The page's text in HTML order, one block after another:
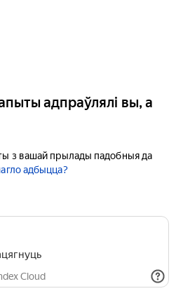
адпраўлялі вы, а
з вашай прылады падобныя да
адбыцца?
Cloud